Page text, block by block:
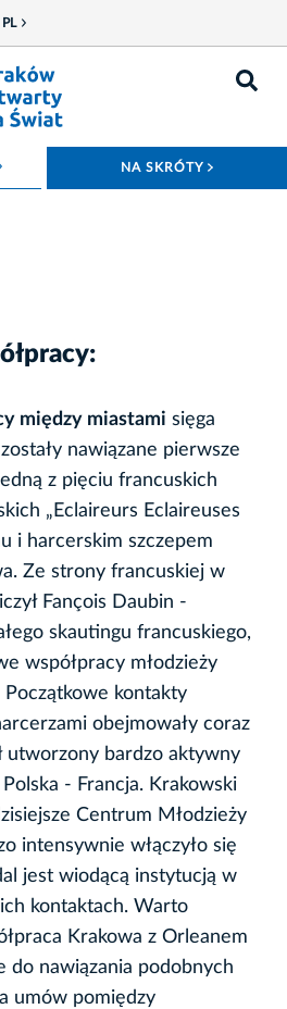
PL
NA SKRÓTY
między miastami sięga
nawiązane pierwsze
z pięciu francuskich
„Eclaireurs Eclaireuses
i harcerskim szczepem
Ze strony francuskiej w
Fançois Daubin -
skautingu francuskiego,
współpracy młodzieży
kontakty
obejmowały coraz
utworzony bardzo aktywny
- Francja. Krakowski
Centrum Młodzieży
intensywnie włączyło się
jest wiodącą instytucją w
kontaktach. Warto
Krakowa z Orleanem
do nawiązania podobnych
umów pomiędzy